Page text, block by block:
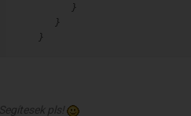
}
}
}
Segítesek pls!